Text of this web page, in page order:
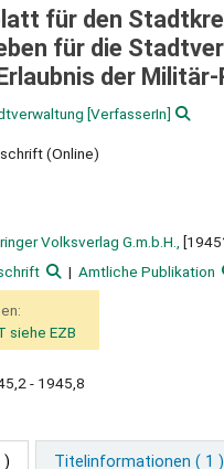
für den
für die
der Militär-
[VerfasserIn]
(Online)
Volksverlag G.m.b.H.,
Amtliche Publikation
siehe EZB
- 1945,8
) Titelinformationen ( 1 )